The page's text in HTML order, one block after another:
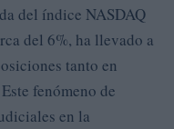
del índice NASDAQ
del 6%, ha llevado a
tanto en
fenómeno de
en la